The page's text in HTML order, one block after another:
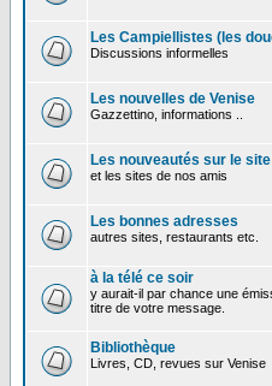
Les Campiellistes (les
Discussions informelles
Les nouvelles de Venise
Gazzettino, informations ..
Les nouveautés sur le site
et les sites de nos amis
Les bonnes adresses
autres sites, restaurants etc.
à la télé ce soir
y aurait-il par chance une
titre de votre message.
Bibliothèque
Livres, CD, revues sur Venise